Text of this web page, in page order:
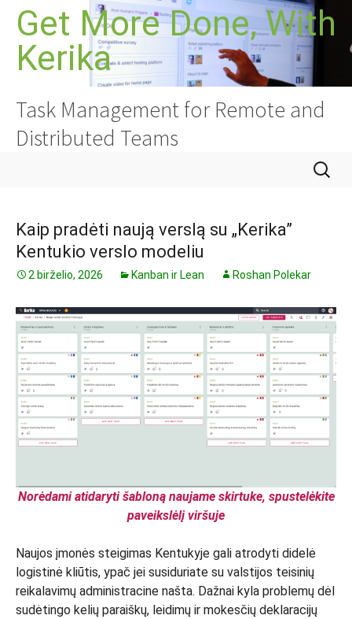
Pereiti
prie
turinio
Get More Done, With
Kerika
Task Management for Remote and
Distributed Teams
Ieškoti:
Kaip pradėti naują verslą su „Kerika”
Kentukio verslo modeliu
2 birželio, 2026 Kanban ir Lean Roshan Polekar
Norėdami atidaryti šabloną naujame skirtuke, spustelėkite
paveikslėlį viršuje
Naujos įmonės steigimas Kentukyje gali atrodyti didelė
logistinė kliūtis, ypač jei susiduriate su valstijos teisinių
reikalavimų administracine našta. Dažnai kyla problemų dėl
sudėtingo kelių paraiškų, leidimų ir mokesčių deklaracijų